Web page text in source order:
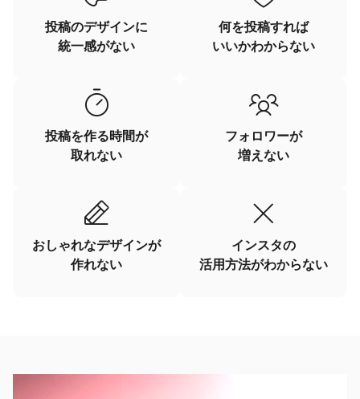
投稿のデザインに
統一感がない
何を投稿すれば
いいかわからない
投稿を作る時間が
取れない
フォロワーが
増えない
おしゃれなデザインが
作れない
インスタの
活用方法がわからない